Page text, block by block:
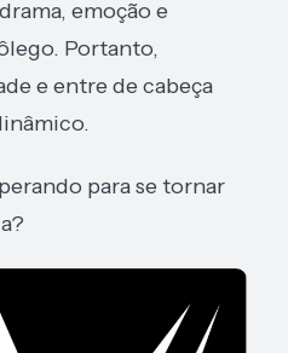
emoção e
Portanto,
e entre de cabeça
para se tornar